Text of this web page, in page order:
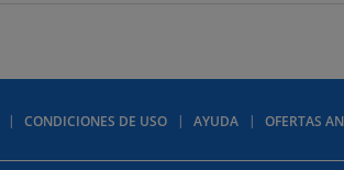
CONDICIONES DE USO AYUDA OFERTAS